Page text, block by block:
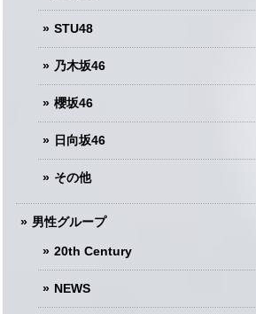
STU48
乃木坂46
櫻坂46
日向坂46
その他
男性グループ
20th Century
NEWS